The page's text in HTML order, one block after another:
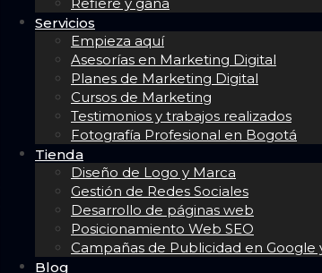
Servicios
Empieza aquí
Asesorías en Marketing Digital
Planes de Marketing Digital
Cursos de Marketing
Testimonios y trabajos realizados
Fotografía Profesional en Bogotá
Tienda
Diseño de Logo y Marca
Gestión de Redes Sociales
Desarrollo de páginas web
Posicionamiento Web SEO
Campañas de Publicidad en Google
Blog